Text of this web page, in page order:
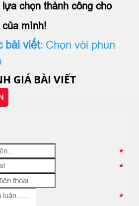
chọn thành công cho
mình!
bài viết: Chọn vòi phun
GIÁ BÀI VIẾT
*
*
*